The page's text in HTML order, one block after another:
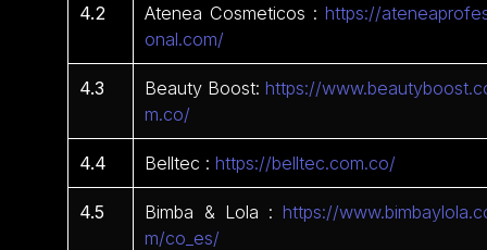
4.2 Atenea Cosmeticos :https://
onal.com/
4.3 Beauty Boost:https://
m.co/
4.4 Belltec :https://belltec.com.co/
4.5 Bimba & Lola :https://
m/co_es/